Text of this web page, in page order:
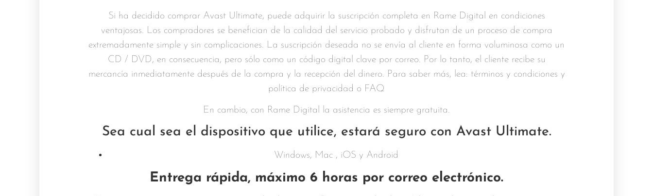
Si ha decidido comprar Avast Ultimate, puede adquirir la suscripción completa en Rame Digital en condiciones
ventajosas. Los compradores se benefician de la calidad del servicio probado y disfrutan de un proceso de compra
extremadamente simple y sin complicaciones. La suscripción deseada no se envía al cliente en forma voluminosa como un
CD / DVD, en consecuencia, pero sólo como un código digital clave por correo. Por lo tanto, el cliente recibe su
mercancía inmediatamente después de la compra y la recepción del dinero. Para saber más, lea: términos y condiciones y
política de privacidad o FAQ
En cambio, con Rame Digital la asistencia es siempre gratuita.
Sea cual sea el dispositivo que utilice, estará seguro con Avast Ultimate.
Windows, Mac , iOS y Android
Entrega rápida, máximo 6 horas por correo electrónico.